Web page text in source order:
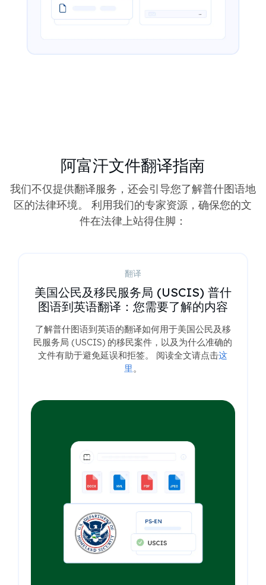
阿富汗文件翻译指南
我们不仅提供翻译服务，还会引导您了解普什图语地
区的法律环境。 利用我们的专家资源，确保您的文
件在法律上站得住脚：
翻译
美国公民及移民服务局 (USCIS) 普什
图语到英语翻译：您需要了解的内容
了解普什图语到英语的翻译如何用于美国公民及移
民服务局 (USCIS) 的移民案件，以及为什么准确的
文件有助于避免延误和拒签。 阅读全文请点击这
里 。